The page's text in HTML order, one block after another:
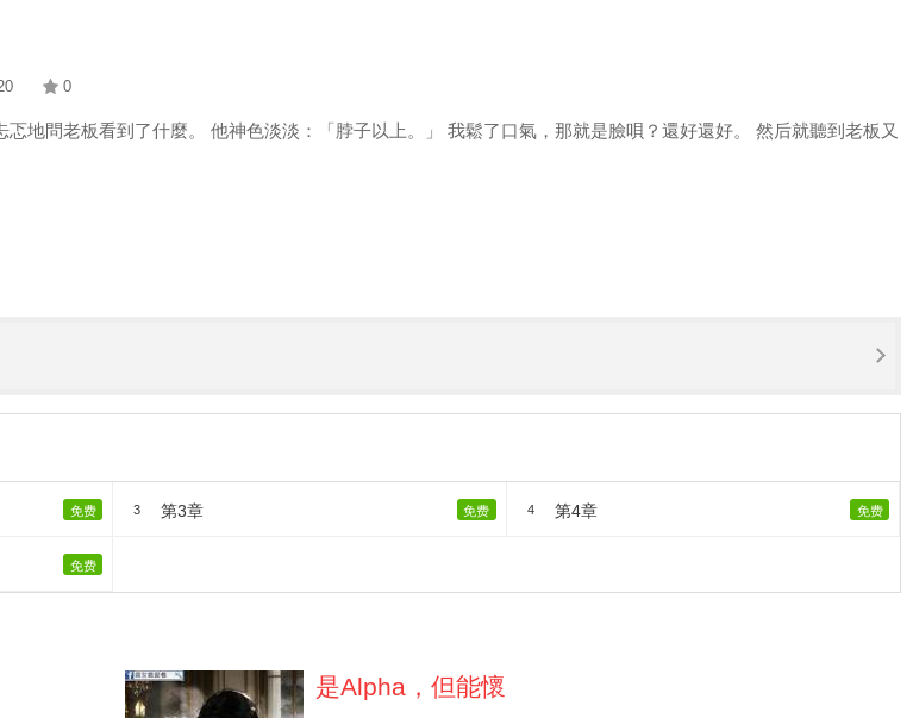
0
地問老板看到了什麼。 他神色淡淡：「脖子以上。」 我鬆了口氣，那就是臉唄？還好還好。 然后就聽到老板又
免费 3 第3章 免费 4 第4章 免费
免费
是Alpha，但能懷